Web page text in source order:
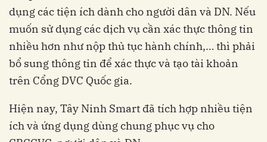
dụng các tiện ích dành cho người dân và DN. Nếu
muốn sử dụng các dịch vụ cần xác thực thông tin
nhiều hơn như nộp thủ tục hành chính,… thì phải
bổ sung thông tin để xác thực và tạo tài khoản
trên Cổng DVC Quốc gia.
Hiện nay, Tây Ninh Smart đã tích hợp nhiều tiện
ích và ứng dụng dùng chung phục vụ cho